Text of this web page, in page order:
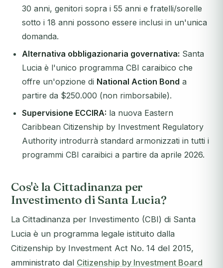
30 anni, genitori sopra i 55 anni e fratelli/sorelle
sotto i 18 anni possono essere inclusi in un'unica
domanda.
Alternativa obbligazionaria governativa: Santa
Lucia è l'unico programma CBI caraibico che
offre un'opzione di National Action Bond a
partire da $250.000 (non rimborsabile).
Supervisione ECCIRA: la nuova Eastern
Caribbean Citizenship by Investment Regulatory
Authority introdurrà standard armonizzati in tutti i
programmi CBI caraibici a partire da aprile 2026.
Cos'è la Cittadinanza per
Investimento di Santa Lucia?
La Cittadinanza per Investimento (CBI) di Santa
Lucia è un programma legale istituito dalla
Citizenship by Investment Act No. 14 del 2015,
amministrato dal Citizenship by Investment Board